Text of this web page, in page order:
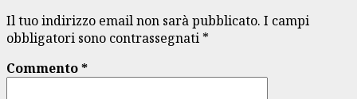
Il tuo indirizzo email non sarà pubblicato. I campi
obbligatori sono contrassegnati *
Commento*